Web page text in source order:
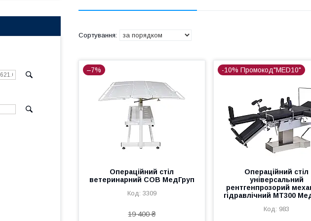
–7%
Операційний стіл
ветеринарний СОВ МедГруп
3309
19 400 ₴
-10% Промокод"MED10"
Операційний стіл
універсальний
рентгенпрозорий
гідравлічний МТ300
983